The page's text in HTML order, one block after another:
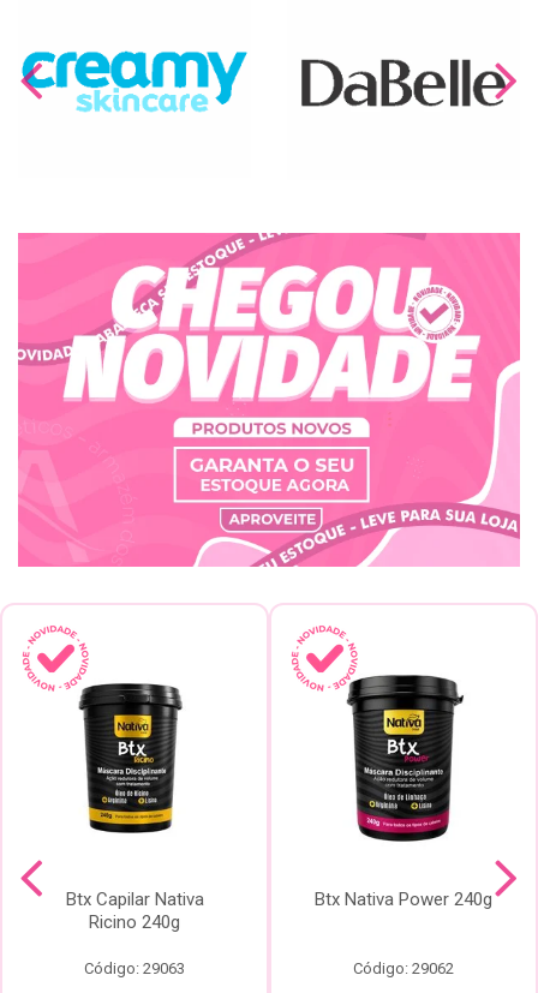
Btx Capilar Nativa
Ricino 240g
Código: 29063
Btx Nativa Power 240g
Código: 29062